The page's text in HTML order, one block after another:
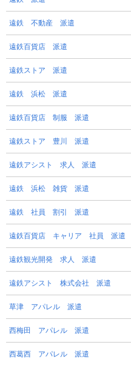
遠鉄 不動産 派遣
遠鉄百貨店 派遣
遠鉄ストア 派遣
遠鉄 浜松 派遣
遠鉄百貨店 制服 派遣
遠鉄ストア 豊川 派遣
遠鉄アシスト 求人 派遣
遠鉄 浜松 雑貨 派遣
遠鉄 社員 割引 派遣
遠鉄百貨店 キャリア 社員 派遣
遠鉄観光開発 求人 派遣
遠鉄アシスト 株式会社 派遣
草津 アパレル 派遣
西梅田 アパレル 派遣
西葛西 アパレル 派遣